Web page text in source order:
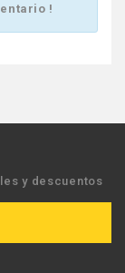
!
y descuentos